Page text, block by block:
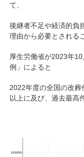
て、
後継者不足や経済的負
理由から必要とされる
厚生労働省が2023年
例」によると
2022年度の全国の改
以上に及び、過去最高